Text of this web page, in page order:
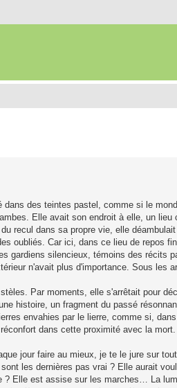
des teintes pastel, comme si le
Elle avait son endroit à elle, un
recul dans sa propre vie, elle
oubliés. Car ici, dans ce lieu de repos
gardiens silencieux, témoins des récits
n'avait plus d'importance. Sous les
Par moments, elle s'arrêtait pour
histoire, un fragment du passé
envahies par le lierre, comme si,
dans cette proximité avec la mort.
jour faire au mieux, je te le jure sur
les dernières pas vrai ? Elle aurait
? Elle est assise sur les marches… La